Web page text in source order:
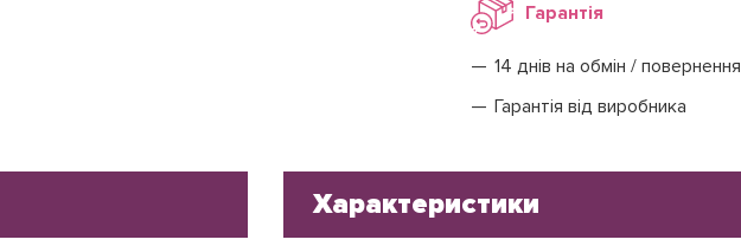
Гарантія
14 днів на обмін / повернення
Гарантія від виробника
Характеристики